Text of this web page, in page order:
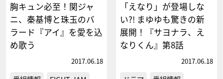
胸キュン必至！関ジャ
ニ、秦基博と珠玉のバ
ラード『アイ』を愛を込
め歌う
2017.06.18
「えなり」が登場しな
い?! まゆゆも驚きの新
展開！『サヨナラ、え
なりくん』第8話
2017.06.18